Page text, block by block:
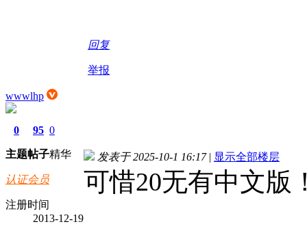
回复
举报
wwwlhp
0
主题
95
帖子
0
精华
认证会员
注册时间
2013-12-19
发表于 2025-10-1 16:17 | 显示全部楼层
可惜20无有中文版